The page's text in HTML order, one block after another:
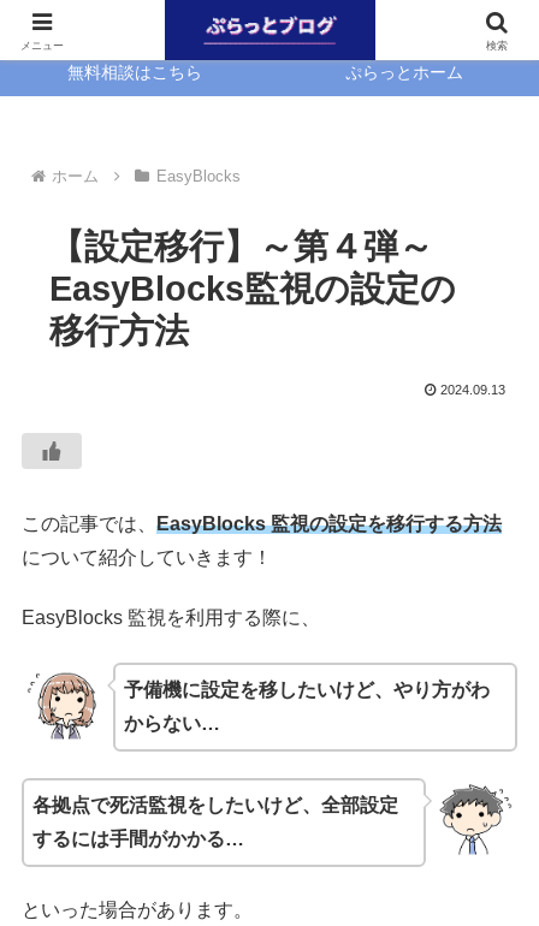
無料相談はこちら ぷらっとホーム
ホーム EasyBlocks
【設定移行】～第４弾～
EasyBlocks監視の設定の
移行方法
2024.09.13
この記事では、EasyBlocks 監視の設定を移行する方法
について紹介していきます！
EasyBlocks 監視を利用する際に、
予備機に設定を移したいけど、やり方がわ
からない…
各拠点で死活監視をしたいけど、全部設定
するには手間がかかる…
といった場合があります。
メニュー 検索